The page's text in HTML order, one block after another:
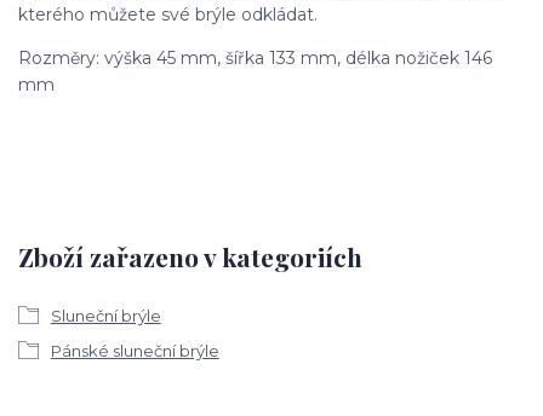
kterého můžete své brýle odkládat.
Rozměry: výška 45 mm, šířka 133 mm, délka nožiček 146
mm
Zboží zařazeno v kategoriích
Sluneční brýle
Pánské sluneční brýle